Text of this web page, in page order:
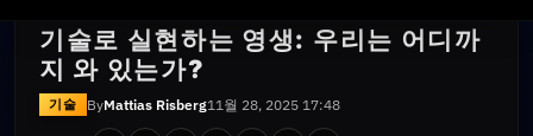
기술로 실현하는 영생: 우리는 어디까
지 와 있는가?
기술 ByMattias Risberg11월 28, 2025 17:48